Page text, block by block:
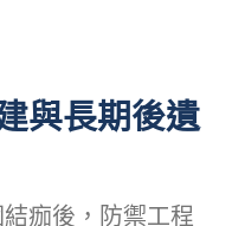
與長期後遺
痂後，防禦工程